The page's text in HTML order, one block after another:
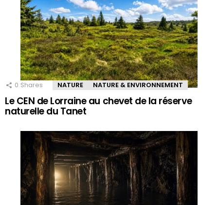
0 Shares NATURE NATURE & ENVIRONNEMENT
Le CEN de Lorraine au chevet de la réserve
naturelle du Tanet